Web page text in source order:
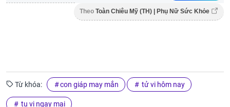
Theo Toàn Chiêu Mỹ (TH) | Phụ Nữ Sức Khỏe
Từ khóa: con giáp may mắn tử vi hôm nay
tu vi ngay mai